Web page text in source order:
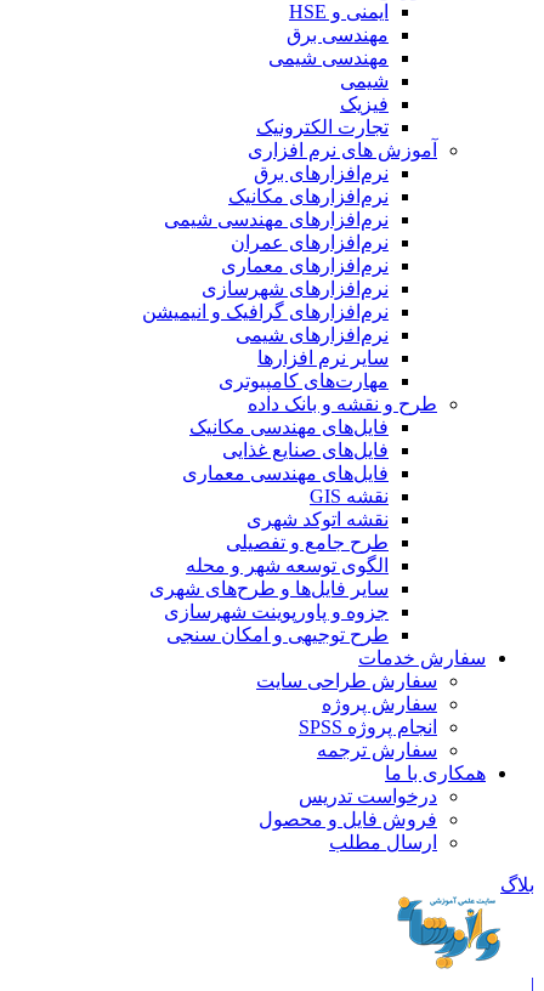
ایمنی و HSE
مهندسی برق
مهندسی شیمی
شیمی
فیزیک
تجارت الکترونیک
آموزش های نرم افزاری
نرم‌افزارهای برق
نرم‌افزارهای مکانیک
نرم‌افزارهای مهندسی شیمی
نرم‌افزارهای عمران
نرم‌افزارهای معماری
نرم‌افزارهای شهرسازی
نرم‌افزارهای گرافیک و انیمیشن
نرم‌افزارهای شیمی
سایر نرم افزارها
مهارت‌های کامپیوتری
طرح و نقشه و بانک داده
فایل‌های مهندسی مکانیک
فایل‌های صنایع غذایی
فایل‌های مهندسی معماری
نقشه GIS
نقشه اتوکد شهری
طرح جامع و تفصیلی
الگوی توسعه شهر و محله
سایر فایل‌ها و طرح‌های شهری
جزوه و پاورپوینت شهرسازی
طرح توجیهی و امکان سنجی
سفارش خدمات
سفارش طراحی سایت
سفارش پروژه
انجام پروژه SPSS
سفارش ترجمه
همکاری با ما
درخواست تدریس
فروش فایل و محصول
ارسال مطلب